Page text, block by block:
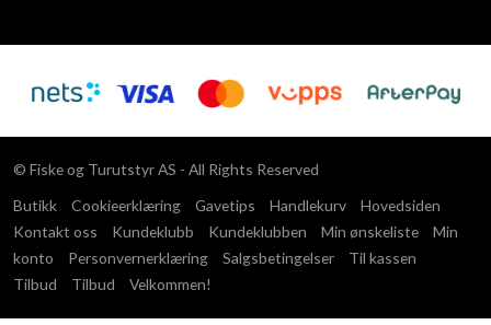
© Fiske og Turutstyr AS - All Rights Reserved
Butikk
Cookieerklæring Gavetips Handlekurv
Hovedsiden
Kontakt oss
Kundeklubb Kundeklubben Min ønskeliste
Min
konto
Personvernerklæring Salgsbetingelser
Til kassen
Tilbud
Tilbud Velkommen!